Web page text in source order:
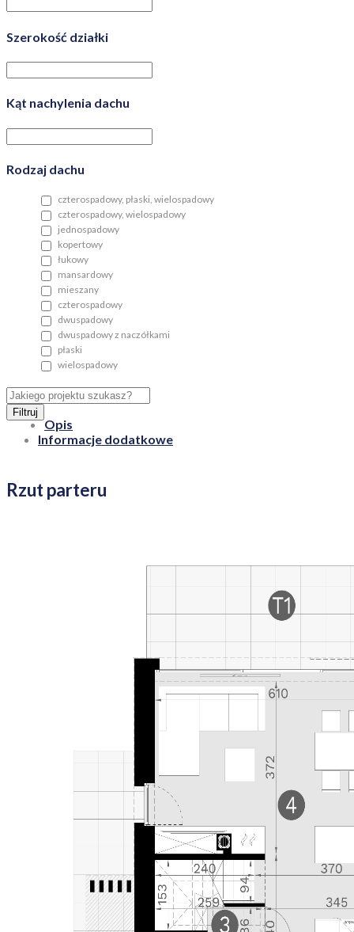
Szerokość działki
Kąt nachylenia dachu
Rodzaj dachu
czterospadowy, płaski, wielospadowy
czterospadowy, wielospadowy
jednospadowy
kopertowy
łukowy
mansardowy
mieszany
czterospadowy
dwuspadowy
dwuspadowy z naczółkami
płaski
wielospadowy
Filtruj
Opis
Informacje dodatkowe
Rzut parteru